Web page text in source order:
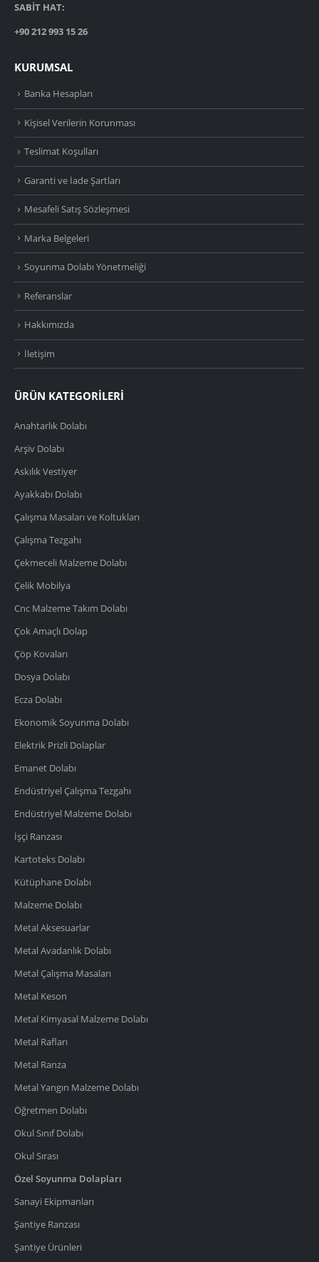
SABİT HAT:
+90 212 993 15 26
KURUMSAL
Banka Hesapları
Kişisel Verilerin Korunması
Teslimat Koşulları
Garanti ve İade Şartları
Mesafeli Satış Sözleşmesi
Marka Belgeleri
Soyunma Dolabı Yönetmeliği
Referanslar
Hakkımızda
İletişim
ÜRÜN KATEGORİLERİ
Anahtarlık Dolabı
Arşiv Dolabı
Askılık Vestiyer
Ayakkabı Dolabı
Çalışma Masaları ve Koltukları
Çalışma Tezgahı
Çekmeceli Malzeme Dolabı
Çelik Mobilya
Cnc Malzeme Takım Dolabı
Çok Amaçlı Dolap
Çöp Kovaları
Dosya Dolabı
Ecza Dolabı
Ekonomik Soyunma Dolabı
Elektrik Prizli Dolaplar
Emanet Dolabı
Endüstriyel Çalışma Tezgahı
Endüstriyel Malzeme Dolabı
İşçi Ranzası
Kartoteks Dolabı
Kütüphane Dolabı
Malzeme Dolabı
Metal Aksesuarlar
Metal Avadanlık Dolabı
Metal Çalışma Masaları
Metal Keson
Metal Kimyasal Malzeme Dolabı
Metal Rafları
Metal Ranza
Metal Yangın Malzeme Dolabı
Öğretmen Dolabı
Okul Sınıf Dolabı
Okul Sırası
Özel Soyunma Dolapları
Sanayi Ekipmanları
Şantiye Ranzası
Şantiye Ürünleri